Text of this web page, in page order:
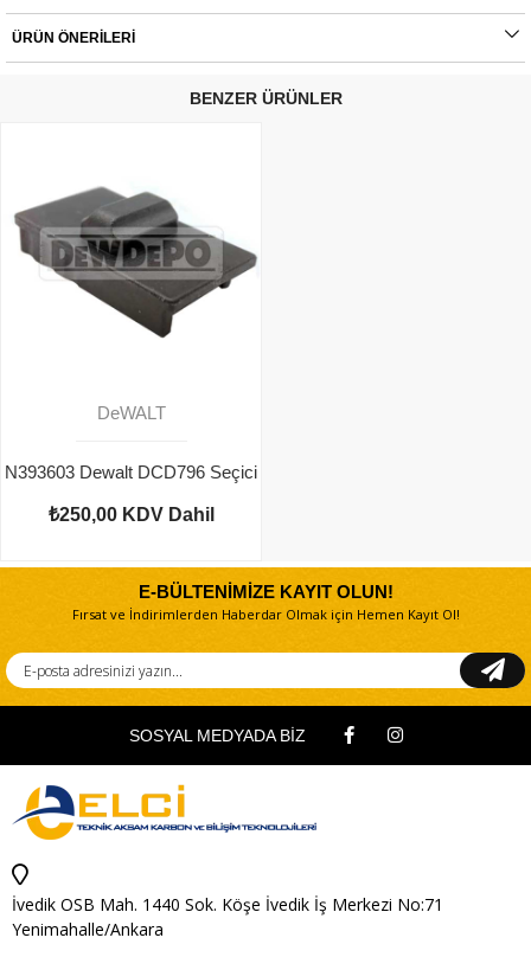
Orijinal yedek parçalarda garanti durumu; yetkili servislerin haricinde yapılan
montajlarda ürünlerin iade veya değişim süreçleri bulunmamaktadır. Yedek
parçalar tamamı orijinal olup, fabrikadan çıkmadan kontrol edilmektedir. Yetkili
ÜRÜN ÖNERILERI
BENZER ÜRÜNLER
DeWALT
N393603 Dewalt DCD796 Seçici
₺250,00 KDV Dahil
E-BÜLTENİMİZE KAYIT OLUN!
Fırsat ve İndirimlerden Haberdar Olmak için Hemen Kayıt Ol!
SOSYAL MEDYADA BİZ
İvedik OSB Mah. 1440 Sok. Köşe İvedik İş Merkezi No:71
Yenimahalle/Ankara